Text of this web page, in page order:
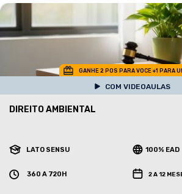
GANHE 2 POS PARA VOCE +1 PARA
COM VIDEOAULAS
DIREITO AMBIENTAL
LATO SENSU 100% EAD
360 A 720H 2 A 12